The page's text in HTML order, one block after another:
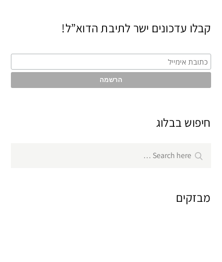
קבלו עדכונים ישר לתיבת הדוא”ל!
חיפוש בבלוג
for:
Search
מבזקים